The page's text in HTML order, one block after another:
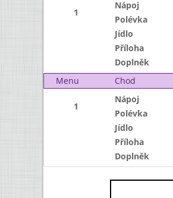
1
Nápoj
Polévka
Jídlo
Příloha
Doplněk
Menu
Chod
1
Nápoj
Polévka
Jídlo
Příloha
Doplněk